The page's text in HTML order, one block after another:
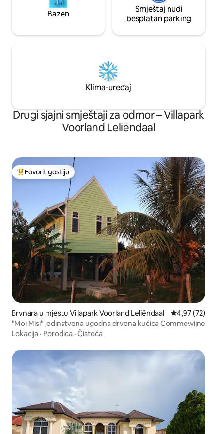
Bazen
Smještaj nudi
besplatan parking
Klima-uređaj
Drugi sjajni smještaji za odmor – Villapark
Voorland Leliëndaal
Glavni favorit gostiju
Favorit gostiju
Brvnara u mjestu Villapark Voorland Leliëndaal prosječna
4,97 (72)
"Moi Misi" jedinstvena ugodna drvena kućica Commewijne
Lokacija · Porodica · Čistoća